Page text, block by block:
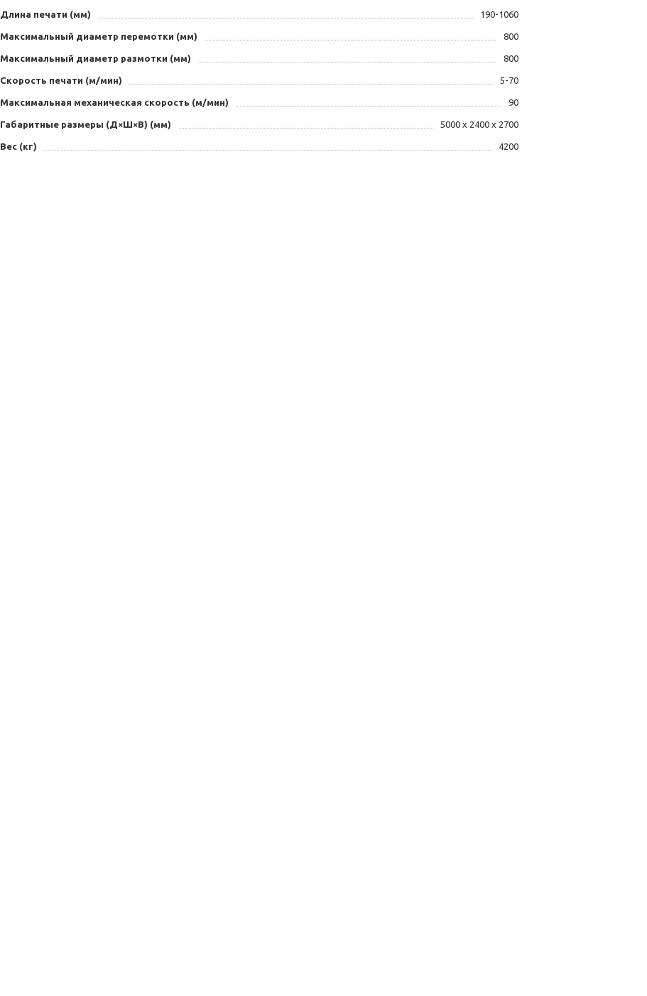
Длина печати (мм) 190-1060
Максимальный диаметр перемотки (мм) 800
Максимальный диаметр размотки (мм) 800
Скорость печати (м/мин) 5-70
Максимальная механическая скорость (м/мин) 90
Габаритные размеры (Д×Ш×В) (мм) 5000 x 2400 x 2700
Вес (кг) 4200